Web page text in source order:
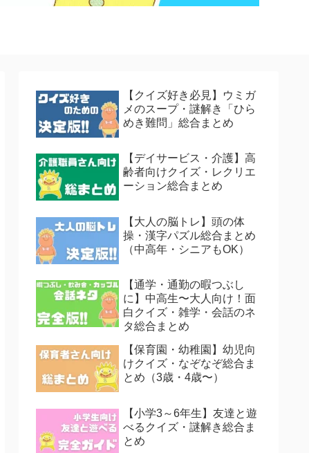
【クイズ好き必見】ウミガ
メのスープ・謎解き「ひら
めき難問」総合まとめ
【デイサービス・介護】高
齢者向けクイズ・レクリエ
ーション総合まとめ
【大人の脳トレ】頭の体
操・漢字パズル総合まとめ
（中高年・シニアもOK）
【通学・通勤の暇つぶし
に】中高生〜大人向け！面
白クイズ・雑学・会話のネ
タ総合まとめ
【保育園・幼稚園】幼児向
けクイズ・なぞなぞ総合ま
とめ（3歳・4歳〜）
【小学3～6年生】友達と遊
べるクイズ・謎解き総合ま
とめ